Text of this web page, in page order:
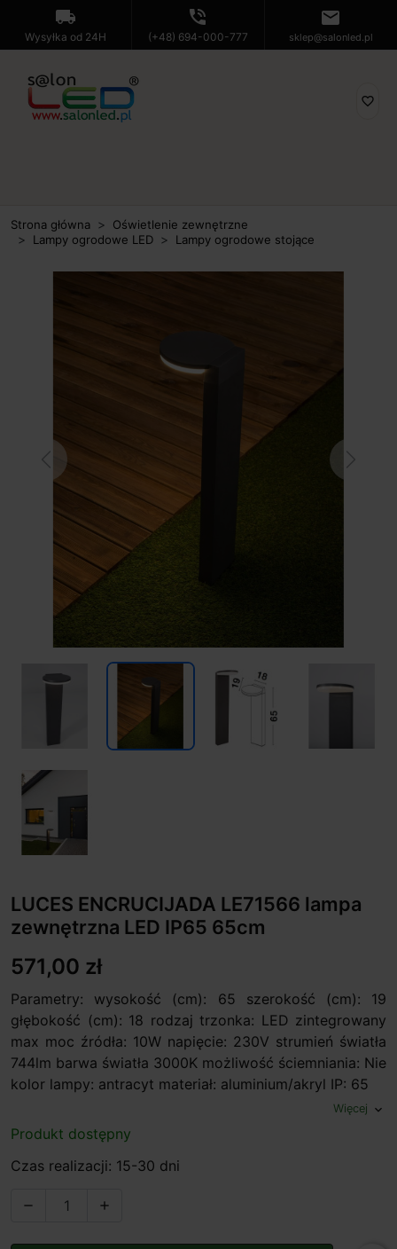
local_shipping
Wysyłka od 24H
phone_in_talk
(+48) 694-000-777
mail
sklep@salonled.pl
favorite_border
Strona główna
Oświetlenie zewnętrzne
Lampy ogrodowe LED
Lampy ogrodowe stojące
Previous
LUCES ENCRUCIJADA LE71566 lampa
zewnętrzna LED IP65 65cm
571,00 zł
Parametry: wysokość (cm): 65 szerokość (cm): 19
głębokość (cm): 18 rodzaj trzonka: LED zintegrowany
max moc źródła: 10W napięcie: 230V strumień światła
744lm barwa światła 3000K możliwość ściemniania: Nie
kolor lampy: antracyt materiał: aluminium/akryl IP: 65
Więcej expand_more
Produkt dostępny
Czas realizacji: 15-30 dni
 